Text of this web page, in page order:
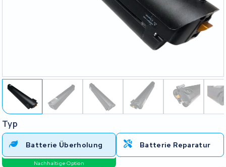
Typ
Batterie Überholung
Nachhaltige Option
Batterie Reparatur